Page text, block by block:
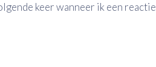
keer wanneer ik een reactie